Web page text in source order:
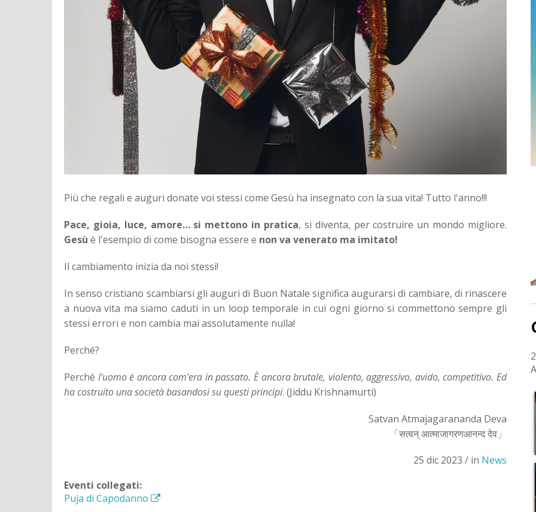
Più che regali e auguri donate voi stessi come Gesù ha insegnato con la sua vita! Tutto l'anno!!!
Pace, gioia, luce, amore… si mettono in pratica, si diventa, per costruire un mondo migliore.
Gesù è l'esempio di come bisogna essere e non va venerato ma imitato!
Il cambiamento inizia da noi stessi!
In senso cristiano scambiarsi gli auguri di Buon Natale significa augurarsi di cambiare, di rinascere
a nuova vita ma siamo caduti in un loop temporale in cui ogni giorno si commettono sempre gli
stessi errori e non cambia mai assolutamente nulla!
Perché?
Perché l'uomo è ancora com'era in passato. È ancora brutale, violento, aggressivo, avido, competitivo. Ed
ha costruito una società basandosi su questi principi. (Jiddu Krishnamurti)
Satvan Atmajagarananda Deva
「सत्वन् आत्माजागरणआनन्द देव」
25 dic 2023 / in News
Eventi collegati:
Puja di Capodanno